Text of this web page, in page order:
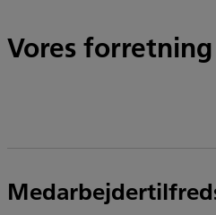
Vores forretning